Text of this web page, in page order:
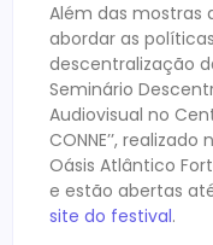
Além das mostras
abordar as
descentralização
Seminário
Audiovisual no
CONNE’’,
Oásis Atlântico
e estão abertas
site do festival.